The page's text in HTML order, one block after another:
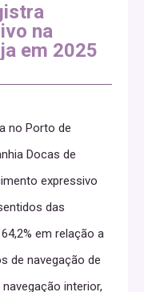
na
em 2025
no Porto de
Docas de
expressivo
das
em relação a
de navegação de
interior,